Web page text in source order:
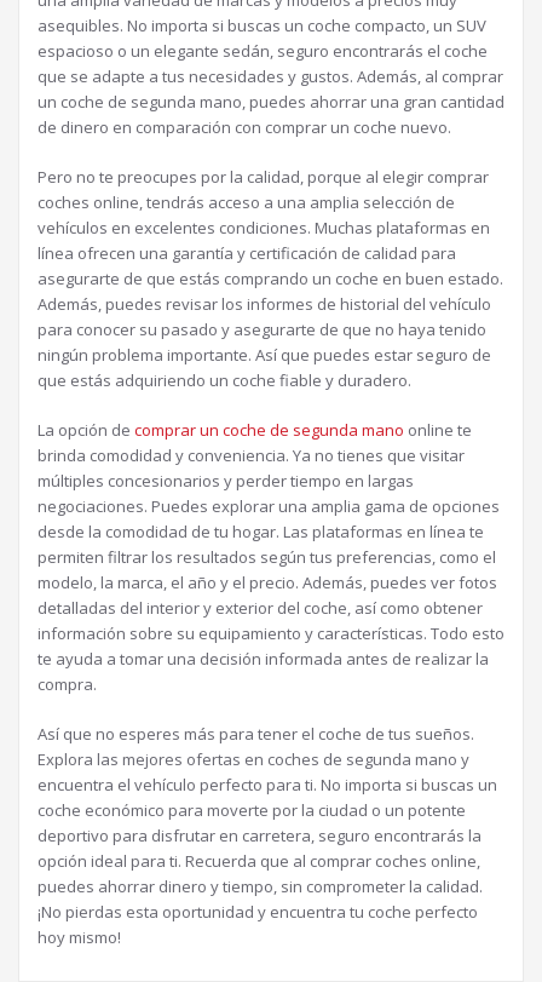
asequibles. No importa si buscas un coche compacto, un SUV
espacioso o un elegante sedán, seguro encontrarás el coche
que se adapte a tus necesidades y gustos. Además, al comprar
un coche de segunda mano, puedes ahorrar una gran cantidad
de dinero en comparación con comprar un coche nuevo.
Pero no te preocupes por la calidad, porque al elegir comprar
coches online, tendrás acceso a una amplia selección de
vehículos en excelentes condiciones. Muchas plataformas en
línea ofrecen una garantía y certificación de calidad para
asegurarte de que estás comprando un coche en buen estado.
Además, puedes revisar los informes de historial del vehículo
para conocer su pasado y asegurarte de que no haya tenido
ningún problema importante. Así que puedes estar seguro de
que estás adquiriendo un coche fiable y duradero.
La opción de comprar un coche de segunda mano online te
brinda comodidad y conveniencia. Ya no tienes que visitar
múltiples concesionarios y perder tiempo en largas
negociaciones. Puedes explorar una amplia gama de opciones
desde la comodidad de tu hogar. Las plataformas en línea te
permiten filtrar los resultados según tus preferencias, como el
modelo, la marca, el año y el precio. Además, puedes ver fotos
detalladas del interior y exterior del coche, así como obtener
información sobre su equipamiento y características. Todo esto
te ayuda a tomar una decisión informada antes de realizar la
compra.
Así que no esperes más para tener el coche de tus sueños.
Explora las mejores ofertas en coches de segunda mano y
encuentra el vehículo perfecto para ti. No importa si buscas un
coche económico para moverte por la ciudad o un potente
deportivo para disfrutar en carretera, seguro encontrarás la
opción ideal para ti. Recuerda que al comprar coches online,
puedes ahorrar dinero y tiempo, sin comprometer la calidad.
¡No pierdas esta oportunidad y encuentra tu coche perfecto
hoy mismo!